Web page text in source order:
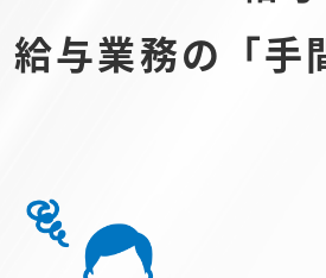
給与業務の「手